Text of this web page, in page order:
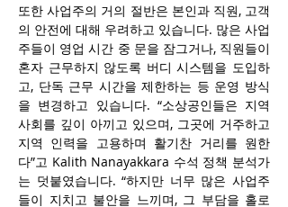
또한 사업주의 거의 절반은 본인과 직원, 고객
의 안전에 대해 우려하고 있습니다. 많은 사업
주들이 영업 시간 중 문을 잠그거나, 직원들이
혼자 근무하지 않도록 버디 시스템을 도입하
고, 단독 근무 시간을 제한하는 등 운영 방식
을 변경하고 있습니다. “소상공인들은 지역
사회를 깊이 아끼고 있으며, 그곳에 거주하고
지역 인력을 고용하며 활기찬 거리를 원한
다”고 Kalith Nanayakkara 수석 정책 분석가
는 덧붙였습니다. “하지만 너무 많은 사업주
들이 지치고 불안을 느끼며, 그 부담을 홀로